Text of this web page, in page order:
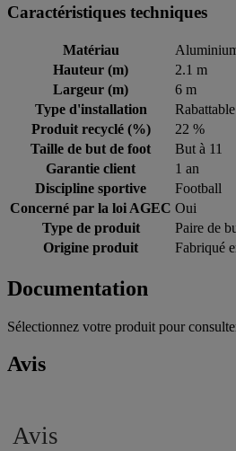
Caractéristiques techniques
Matériau
Hauteur (m)
2.1 m
Largeur (m)
6 m
Type d'installation
Rabattable
Produit recyclé (%)
22 %
Taille de but de foot
But à 11
Garantie client
1 an
Discipline sportive
Football
Concerné par la loi AGEC Oui
Type de produit
Paire de
Origine produit
Fabriqué
Documentation
Sélectionnez votre produit pour
Avis